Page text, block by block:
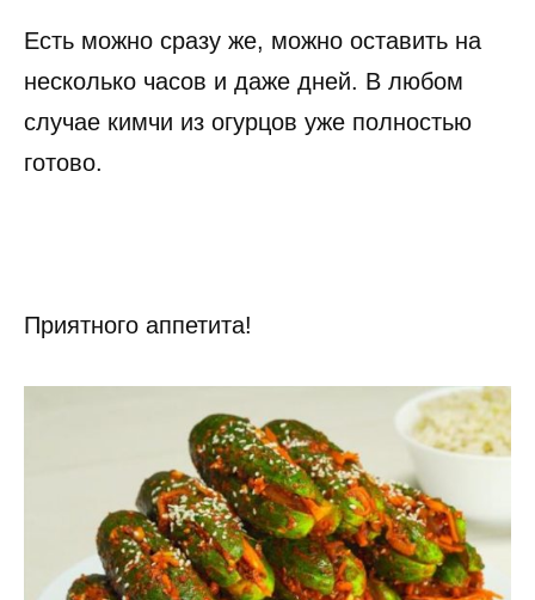
Есть можно сразу же, можно оставить на
несколько часов и даже дней. В любом
случае кимчи из огурцов уже полностью
готово.
Приятного аппетита!